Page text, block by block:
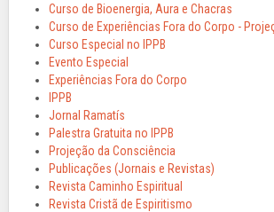
Curso de Bioenergia, Aura e Chacras
Curso de Experiências Fora do Corpo -
Curso Especial no IPPB
Evento Especial
Experiências Fora do Corpo
IPPB
Jornal Ramatís
Palestra Gratuita no IPPB
Projeção da Consciência
Publicações (Jornais e Revistas)
Revista Caminho Espiritual
Revista Cristã de Espiritismo